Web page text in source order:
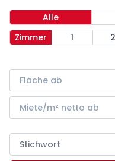
Alle
Zimmer
1 2